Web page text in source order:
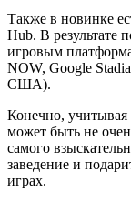
Также в новинке
Hub. В результате
игровым
NOW, Google
США).
Конечно, учитывая
может быть не
самого
заведение и
играх.